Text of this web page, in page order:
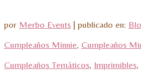
por Merbo Events | publicado en:
Cumpleaños Minnie, Cumpleaños
Cumpleaños Temáticos, Imprimibles,